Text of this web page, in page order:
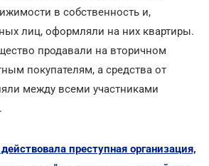
в собственность и,
лиц, оформляли на них квартиры.
продавали на вторичном
покупателям, а средства от
между всеми участниками
преступная организация,